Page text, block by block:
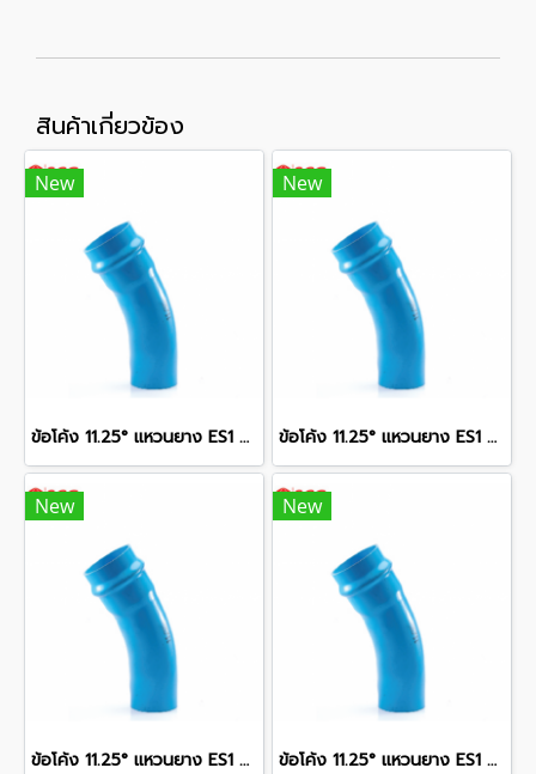
สินค้าเกี่ยวข้อง
New
ข้อโค้ง 11.25° แหวนยาง ES1 SCG ขนาด 250 มม. (10 นิ้ว ) ชั้น 13.5
New
ข้อโค้ง 11.25° แหวนยาง ES1 SCG ขนาด 350 มม. (14 นิ้ว ) ชั้น 13.5
New
ข้อโค้ง 11.25° แหวนยาง ES1 SCG ขนาด 400 มม. (16 นิ้ว ) ชั้น 13.5
New
ข้อโค้ง 11.25° แหวนยาง ES1 SCG ขนาด 300 มม. (12 นิ้ว ) ชั้น 13.5